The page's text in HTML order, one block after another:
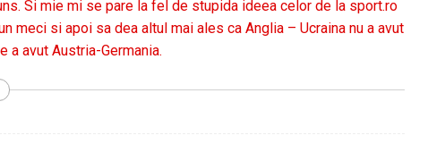
Si mie mi se pare la fel de stupida ideea celor de la sport.ro
meci si apoi sa dea altul mai ales ca Anglia – Ucraina nu a avut
a avut Austria-Germania.